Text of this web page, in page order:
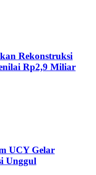
Rekonstruksi
Rp2,9 Miliar
UCY Gelar
Unggul